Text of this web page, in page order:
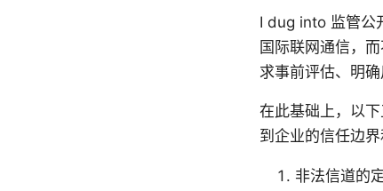
I dug into 监管公
国际联网通信，
求事前评估、明
在此基础上，以
到企业的信任边界
非法信道的